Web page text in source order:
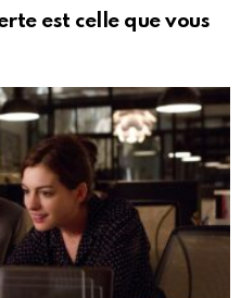
est celle que vous